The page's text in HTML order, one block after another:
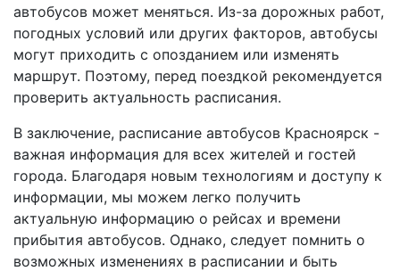
автобусов может меняться. Из-за дорожных работ,
погодных условий или других факторов, автобусы
могут приходить с опозданием или изменять
маршрут. Поэтому, перед поездкой рекомендуется
проверить актуальность расписания.
В заключение, расписание автобусов Красноярск -
важная информация для всех жителей и гостей
города. Благодаря новым технологиям и доступу к
информации, мы можем легко получить
актуальную информацию о рейсах и времени
прибытия автобусов. Однако, следует помнить о
возможных изменениях в расписании и быть